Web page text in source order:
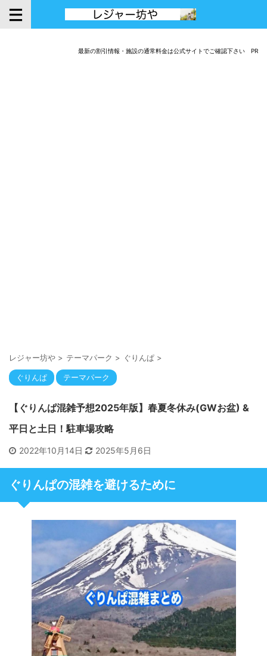
最新の割引情報・施設の通常料金は公式サイトでご確認下さい PR
レジャー坊や > テーマパーク > ぐりんぱ >
ぐりんぱ テーマパーク
【ぐりんぱ混雑予想2025年版】春夏冬休み(GWお盆) &
平日と土日！駐車場攻略
2022年10月14日 2025年5月6日
ぐりんぱの混雑を避けるために